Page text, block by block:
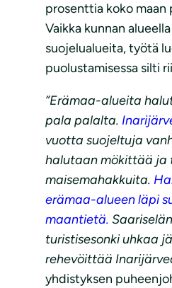
prosenttia koko maan
Vaikka kunnan
suojelualueita, työtä
puolustamisessa silti
”Erämaa-alueita
pala palalta.
vuotta suojeltuja
halutaan mökittää ja
maisemahakkuita.
erämaa-alueen läpi
maantietä.
turistisesonki uhkaa
rehevöittää
yhdistyksen